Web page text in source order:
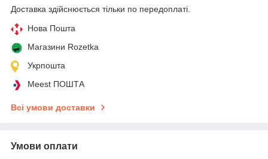
Доставка здійснюється тільки по передоплаті.
Нова Пошта
Магазини Rozetka
Укрпошта
Meest ПОШТА
Всі умови доставки
Умови оплати